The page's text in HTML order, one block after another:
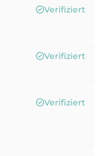
Verifiziert
Verifiziert
Verifiziert